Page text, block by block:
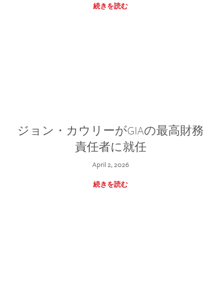
続きを読む
ジョン・カウリーがGIAの最高財務
責任者に就任
April 2, 2026
続きを読む